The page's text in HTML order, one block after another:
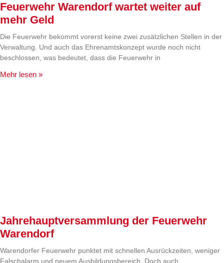
Feuerwehr Warendorf wartet weiter auf
mehr Geld
Die Feuerwehr bekommt vorerst keine zwei zusätzlichen Stellen in der
Verwaltung. Und auch das Ehrenamtskonzept wurde noch nicht
beschlossen, was bedeutet, dass die Feuerwehr in
Mehr lesen »
Jahrehauptversammlung der Feuerwehr
Warendorf
Warendorfer Feuerwehr punktet mit schnellen Ausrückzeiten, weniger
Falschalarm und neuem Ausbildungsbereich. Doch auch